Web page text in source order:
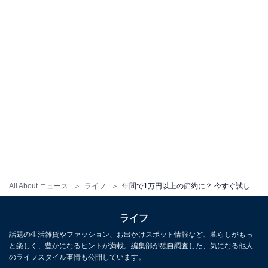
All About ニュース ライフ
ライフ
話題の生活雑貨やファッション、お出かけスポット情報など、暮らしがもっ
と楽しく、豊かになるヒントが満載。編集部が独自調査した、気になる他人
のライフスタイル事情も公開しています。